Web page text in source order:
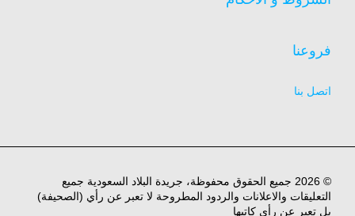
فروعنا
اتصل بنا
© 2026 جميع الحقوق محفوظة، جريدة البلاد السعودية جميع
التعليقات والاعلانات والردود المطروحة لا تعبر عن رأي (الصحيفة)
بل تعبر عن رأي كاتبها